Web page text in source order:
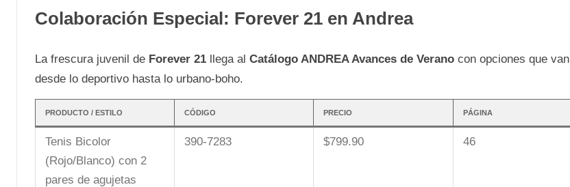
Colaboración Especial: Forever 21 en Andrea
La frescura juvenil de Forever 21llega al Catálogo ANDREA Avances de Veranocon opciones que van
desde lo deportivo hasta lo urbano-boho.
PRODUCTO / ESTILO CÓDIGO PRECIO PÁGINA
Tenis Bicolor
(Rojo/Blanco) con 2
pares de agujetas
390-7283 $799.90 46